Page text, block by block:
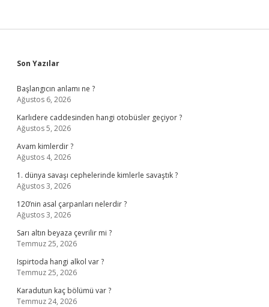
Sidebar
Son Yazılar
Başlangıcın anlamı ne ?
Ağustos 6, 2026
Karlıdere caddesinden hangi otobüsler geçiyor ?
Ağustos 5, 2026
Avam kimlerdir ?
Ağustos 4, 2026
1. dünya savaşı cephelerinde kimlerle savaştık ?
Ağustos 3, 2026
120’nin asal çarpanları nelerdir ?
Ağustos 3, 2026
Sarı altın beyaza çevrilir mi ?
Temmuz 25, 2026
Ispirtoda hangi alkol var ?
Temmuz 25, 2026
Karadutun kaç bölümü var ?
Temmuz 24, 2026